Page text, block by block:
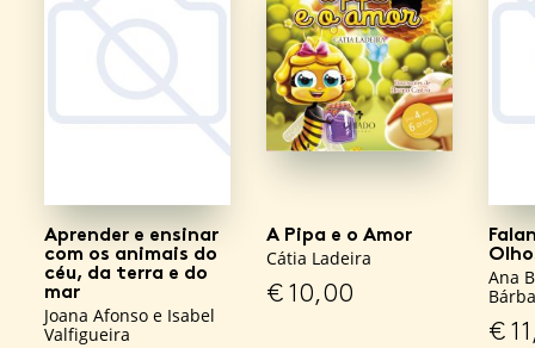
Aprender e ensinar
com os animais do
céu, da terra e do
mar
Joana Afonso e Isabel
Valfigueira
A Pipa e o Amor
Cátia Ladeira
€10,00
Ana
€